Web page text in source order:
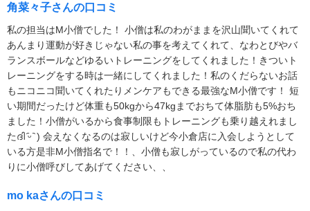
角菜々子さんの口コミ
私の担当はM小僧でした！ 小僧は私のわがままを沢山聞いてくれて
あんまり運動が好きじゃない私の事を考えてくれて、なわとびやバ
ランスボールなどゆるいトレーニングをしてくれました！きついト
レーニングをする時は一緒にしてくれました！私のくだらないお話
もニコニコ聞いてくれたりメンケアもできる最強なM小僧です！ 短
い期間だったけど体重も50kgから47kgまでおちて体脂肪も5%おち
ました！小僧がいるから食事制限もトレーニングも乗り越えれまし
たദി ᷇ᵕ ᷆ ) 会えなくなるのは寂しいけど今小倉店に入会しようとして
いる方是非M小僧指名で！！、小僧も寂しがっているので私の代わ
りに小僧呼びしてあげてください、、
mo kaさんの口コミ